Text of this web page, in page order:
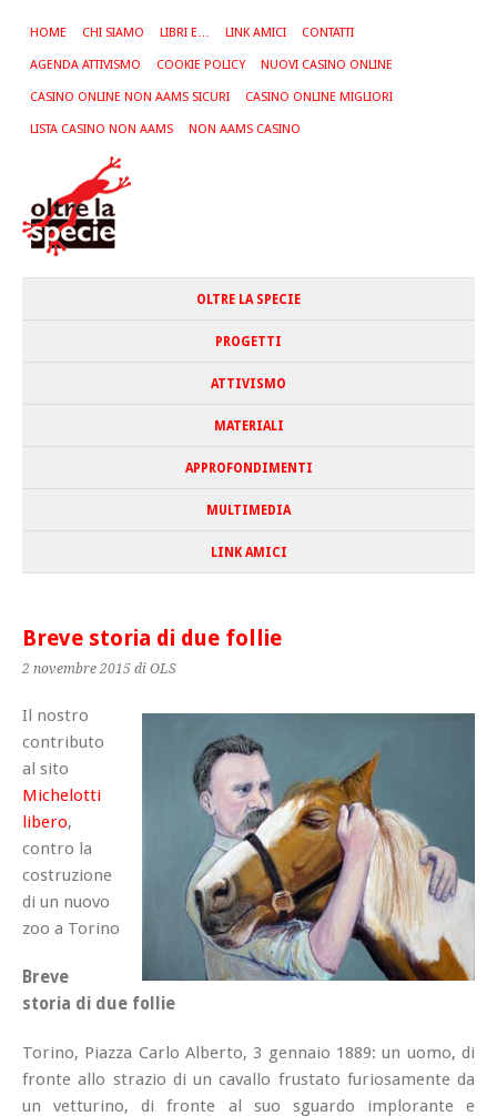
HOME CHI SIAMO LIBRI E… LINK AMICI CONTATTI
AGENDA ATTIVISMO COOKIE POLICY NUOVI CASINO ONLINE
CASINO ONLINE NON AAMS SICURI CASINO ONLINE MIGLIORI
LISTA CASINO NON AAMS NON AAMS CASINO
OLTRE LA SPECIE
PROGETTI
ATTIVISMO
MATERIALI
APPROFONDIMENTI
MULTIMEDIA
LINK AMICI
Breve storia di due follie
2 novembre 2015 di OLS
Il nostro
contributo
al sito
Michelotti
libero,
contro la
costruzione
di un nuovo
zoo a Torino
Breve
storia di due follie
Torino, Piazza Carlo Alberto, 3 gennaio 1889: un uomo, di
fronte allo strazio di un cavallo frustato furiosamente da
un vetturino, di fronte al suo sguardo implorante e